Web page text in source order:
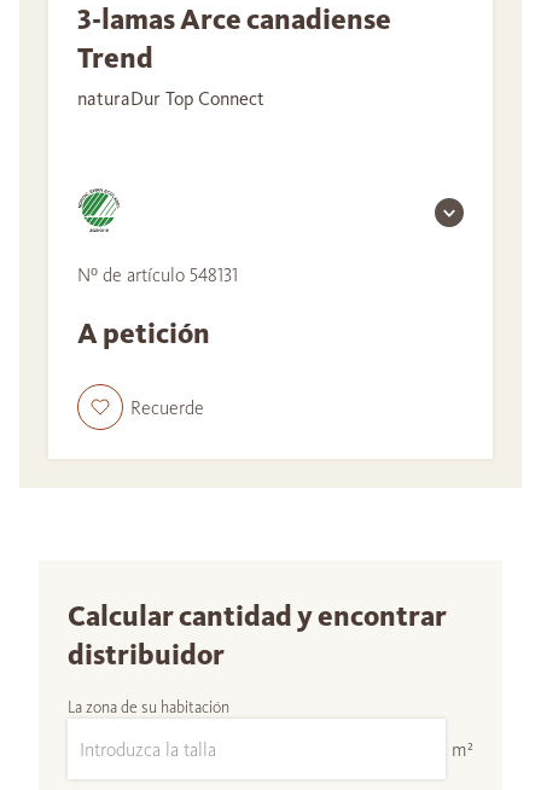
3-lamas Arce canadiense
Trend
naturaDur Top Connect
Nº de artículo 548131
A petición
Recuerde
Calcular cantidad y encontrar
distribuidor
La zona de su habitación
m²